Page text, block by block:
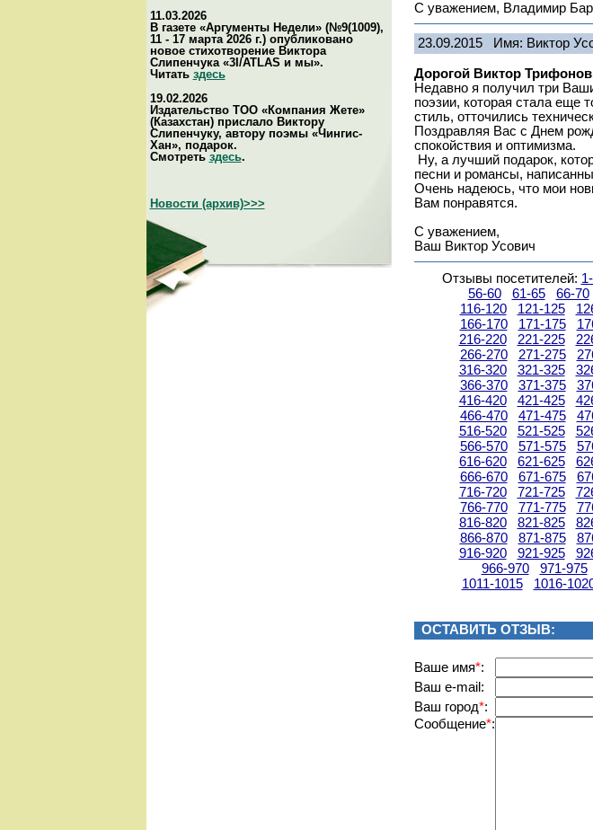
11.03.2026
В газете «Аргументы Недели» (№9(1009),
11 - 17 марта 2026 г.) опубликовано
новое стихотворение Виктора
Слипенчука «3I/ATLAS и мы».
Читать здесь
19.02.2026
Издательство ТОО «Компания Жете»
(Казахстан) прислало Виктору
Слипенчуку, автору поэмы «Чингис-
Хан», подарок.
Смотреть здесь.
Новости (архив)>>>
С уважением, Владимир
23.09.2015 Имя: Виктор
Дорогой Виктор
Недавно я получил три
поэзии, которая стала еще
стиль, отточились
Поздравляя Вас с Днем
спокойствия и оптимизма.
Ну, а лучший подарок,
песни и романсы,
Очень надеюсь, что мои
Вам понравятся.
С уважением,
Ваш Виктор Усович
Отзывы посетителей:
56-60
61-65 66-70
116-120
121-125
166-170
171-175
216-220
221-225
266-270
271-275
316-320
321-325
366-370
371-375
416-420
421-425
466-470
471-475
516-520
521-525
566-570
571-575
616-620
621-625
666-670
671-675
716-720
721-725
766-770
771-775
816-820
821-825
866-870
871-875
916-920
921-925
966-970
971-975
1011-1015
1016-
ОСТАВИТЬ ОТЗЫВ:
Вашe имя*:
Ваш e-mail:
Ваш город*:
Сообщение*: